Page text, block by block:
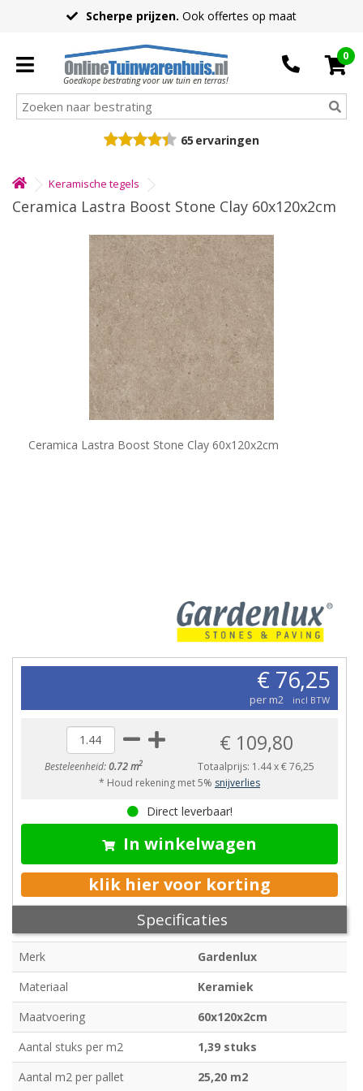
Scherpe prijzen. Ook offertes op maat
Goedkope bestrating voor uw tuin en terras!
0
65 ervaringen
Keramische tegels
Ceramica Lastra Boost Stone Clay 60x120x2cm
Ceramica Lastra Boost Stone Clay 60x120x2cm
€ 76,25
per m2 incl BTW
Besteleenheid:0.72 m2
€ 109,80
Totaalprijs: 1.44x€ 76,25
* Houd rekening met 5% snijverlies
Direct leverbaar!
In winkelwagen
klik hier voor korting
Specificaties
Merk
Gardenlux
Materiaal
Keramiek
Maatvoering
60x120x2cm
Aantal stuks per m2
1,39 stuks
Aantal m2 per pallet
25,20 m2